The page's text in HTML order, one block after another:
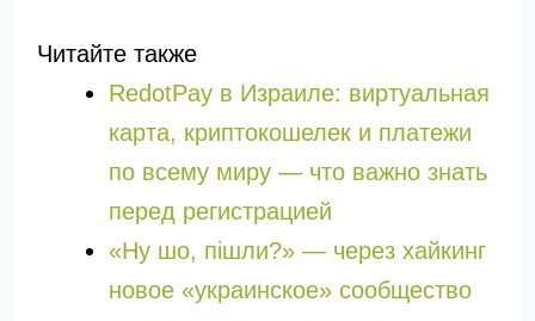
Читайте также
RedotPay в Израиле: виртуальная
карта, криптокошелек и платежи
по всему миру — что важно знать
перед регистрацией
«Ну шо, пішли?» — через хайкинг
новое «украинское» сообщество